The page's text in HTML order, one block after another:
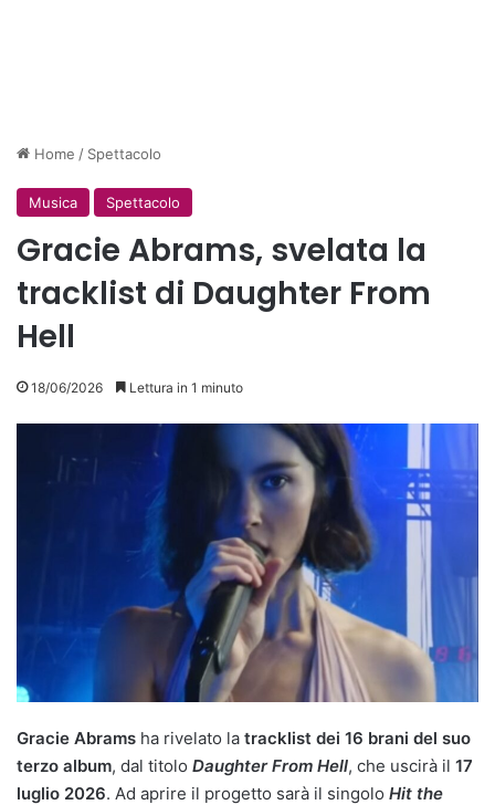
Home / Spettacolo
Musica Spettacolo
Gracie Abrams, svelata la
tracklist di Daughter From
Hell
18/06/2026 Lettura in 1 minuto
Gracie Abrams ha rivelato la tracklist dei 16 brani del suo
terzo album, dal titolo Daughter From Hell, che uscirà il 17
luglio 2026. Ad aprire il progetto sarà il singolo Hit the